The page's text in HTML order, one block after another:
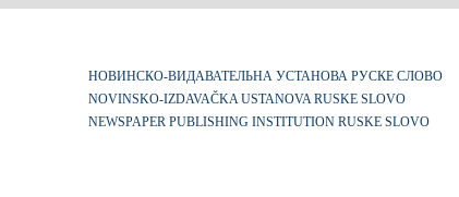
НОВИНСКО-ВИДАВАТЕЛЬНА УСТАНОВА РУСКЕ СЛОВО
NOVINSKO-IZDAVAČKA USTANOVA RUSKE SLOVO
NEWSPAPER PUBLISHING INSTITUTION RUSKE SLOVO